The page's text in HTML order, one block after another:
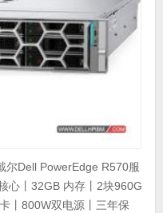
尔Dell PowerEdge R570服
心丨32GB 内存丨2块960G
丨800W双电源丨三年保